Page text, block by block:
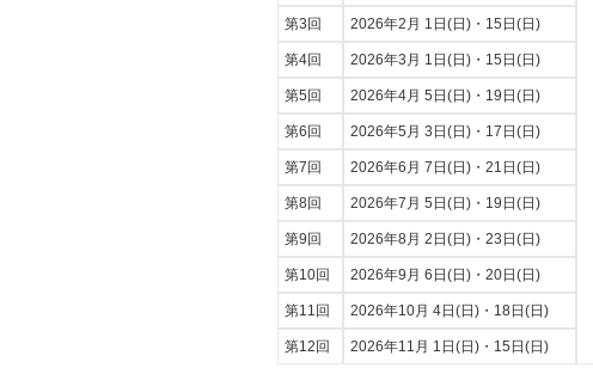
第3回 2026年2月 1日(日)・15日(日)
第4回 2026年3月 1日(日)・15日(日)
第5回 2026年4月 5日(日)・19日(日)
第6回 2026年5月 3日(日)・17日(日)
第7回 2026年6月 7日(日)・21日(日)
第8回 2026年7月 5日(日)・19日(日)
第9回 2026年8月 2日(日)・23日(日)
第10回 2026年9月 6日(日)・20日(日)
第11回 2026年10月 4日(日)・18日(日)
第12回 2026年11月 1日(日)・15日(日)